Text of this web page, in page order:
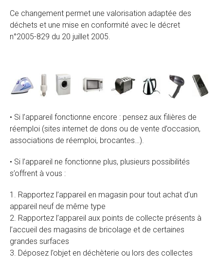
Ce changement permet une valorisation adaptée des
déchets et une mise en conformité avec le décret
n°2005-829 du 20 juillet 2005.
• Si l’appareil fonctionne encore : pensez aux filières de
réemploi (sites internet de dons ou de vente d’occasion,
associations de réemploi, brocantes…).
• Si l’appareil ne fonctionne plus, plusieurs possibilités
s’offrent à vous :
Rapportez l’appareil en magasin pour tout achat d’un
appareil neuf de même type
Rapportez l’appareil aux points de collecte présents à
l’accueil des magasins de bricolage et de certaines
grandes surfaces
Déposez l’objet en déchèterie ou lors des collectes